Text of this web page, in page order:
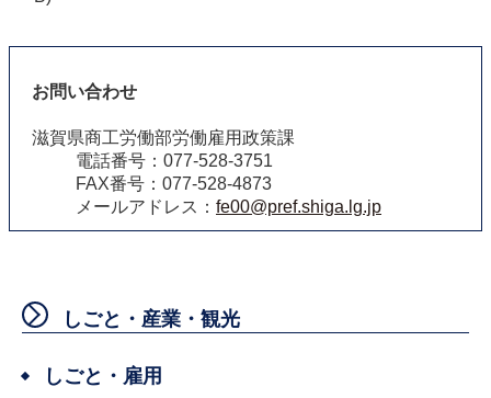
お問い合わせ
滋賀県商工労働部労働雇用政策課
電話番号：077-528-3751
FAX番号：077-528-4873
メールアドレス： fe00@pref.shiga.lg.jp
しごと・産業・観光
しごと・雇用